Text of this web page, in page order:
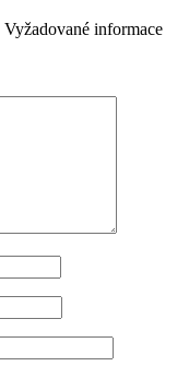
Vyžadované informace